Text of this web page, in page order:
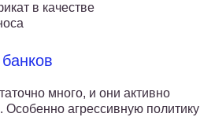
в качестве
много, и они активно
Особенно агрессивную политику